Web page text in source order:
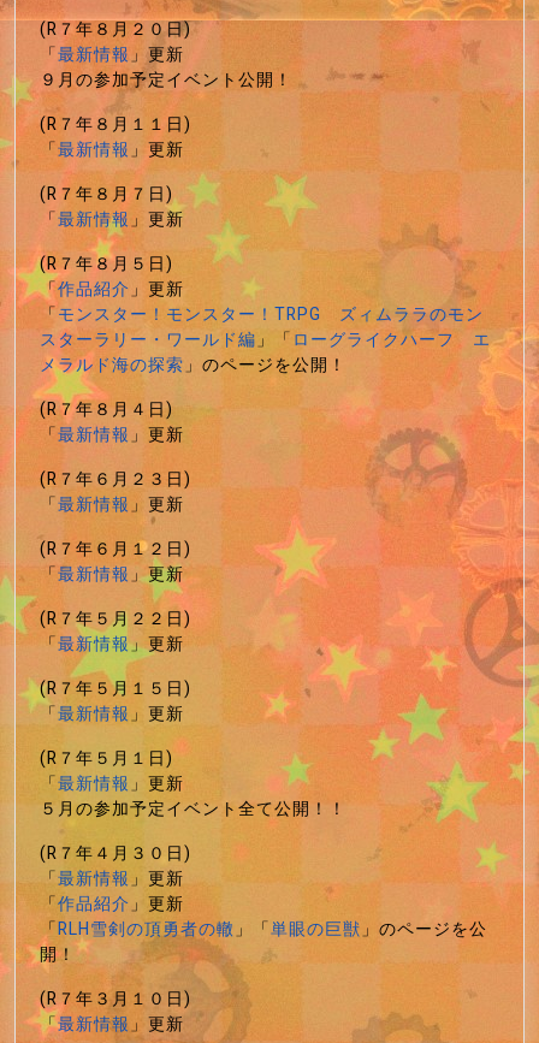
(R７年８月２０日)
「最新情報」更新
９月の参加予定イベント公開！
(R７年８月１１日)
「最新情報」更新
(R７年８月７日)
「最新情報」更新
(R７年８月５日)
「作品紹介」更新
「モンスター！モンスター！TRPG ズィムララのモン
スターラリー・ワールド編」「ローグライクハーフ エ
メラルド海の探索」のページを公開！
(R７年８月４日)
「最新情報」更新
(R７年６月２３日)
「最新情報」更新
(R７年６月１２日)
「最新情報」更新
(R７年５月２２日)
「最新情報」更新
(R７年５月１５日)
「最新情報」更新
(R７年５月１日)
「最新情報」更新
５月の参加予定イベント全て公開！！
(R７年４月３０日)
「最新情報」更新
「作品紹介」更新
「RLH雪剣の頂勇者の轍」「単眼の巨獣」のページを公
開！
(R７年３月１０日)
「最新情報」更新